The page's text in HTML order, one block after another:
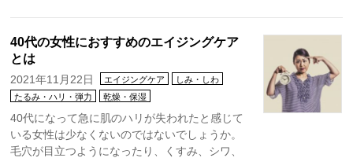
40代の女性におすすめのエイジングケア
とは
2021年11月22日 エイジングケア
しみ・しわ
たるみ・ハリ・弾力
乾燥・保湿
40代になって急に肌のハリが失われたと感じて
いる女性は少なくないのではないでしょうか。
毛穴が目立つようになったり、くすみ、シワ、